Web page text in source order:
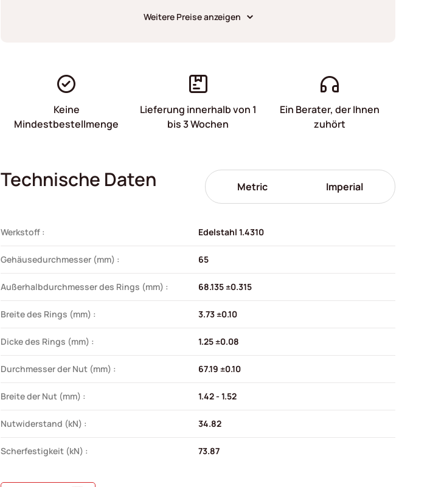
Weitere Preise anzeigen
Keine
Mindestbestellmenge
Lieferung innerhalb von 1
bis 3 Wochen
Ein Berater, der Ihnen
zuhört
Technische Daten Metric Imperial
Werkstoff : Edelstahl 1.4310
Gehäusedurchmesser (mm) : 65
Außerhalbdurchmesser des Rings (mm) : 68.135 ±0.315
Breite des Rings (mm) : 3.73 ±0.10
Dicke des Rings (mm) : 1.25 ±0.08
Durchmesser der Nut (mm) : 67.19 ±0.10
Breite der Nut (mm) : 1.42 - 1.52
Nutwiderstand (kN) : 34.82
Scherfestigkeit (kN) : 73.87